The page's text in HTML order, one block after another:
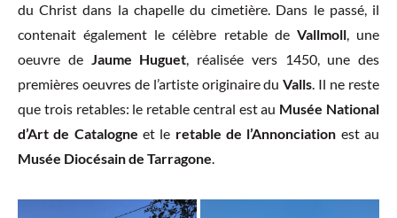
du Christ dans la chapelle du cimetière. Dans le passé, il
contenait également le célèbre retable de Vallmoll, une
oeuvre de Jaume Huguet, réalisée vers 1450, une des
premières oeuvres de l’artiste originaire duValls. Il ne reste
que trois retables: le retable central est au Musée National
d’Art de Catalogne et le retable de l’Annonciation est au
Musée Diocésain de Tarragone.